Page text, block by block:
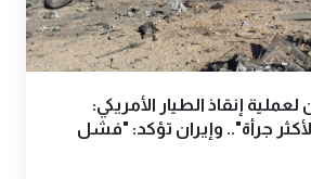
لعملية إنقاذ الطيار الأمريكي:
جرأة".. وإيران تؤكد: "فشل